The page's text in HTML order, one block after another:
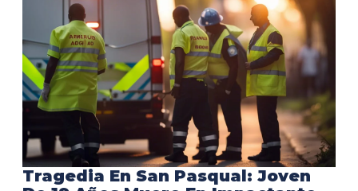
Tragedia En San Pasqual: Joven